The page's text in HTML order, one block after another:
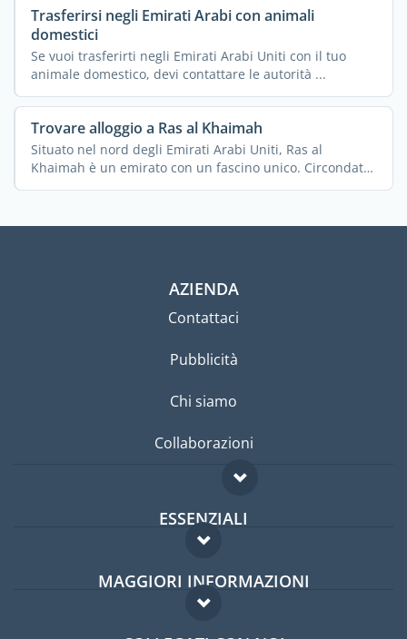
Trasferirsi negli Emirati Arabi con animali
domestici
Se vuoi trasferirti negli Emirati Arabi Uniti con il tuo
animale domestico, devi contattare le autorità ...
Trovare alloggio a Ras al Khaimah
Situato nel nord degli Emirati Arabi Uniti, Ras al
Khaimah è un emirato con un fascino unico. Circondato
...
AZIENDA
Contattaci
Pubblicità
Chi siamo
Collaborazioni
ESSENZIALI
Forum per expat
Guida per expat
MAGGIORI INFORMAZIONI
Domande frequenti